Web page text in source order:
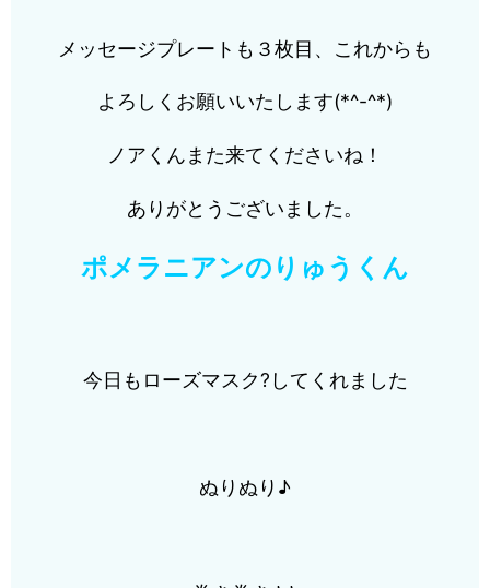
メッセージプレートも３枚目、これからも
よろしくお願いいたします(*^-^*)
ノアくんまた来てくださいね！
ありがとうございました。
ポメラニアンのりゅうくん
今日もローズマスク?してくれました
ぬりぬり♪